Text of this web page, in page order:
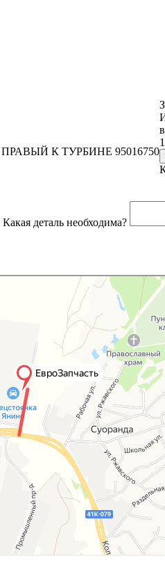
ПРАВЫЙ К ТУРБИНЕ 95016750
Какая деталь необходима?